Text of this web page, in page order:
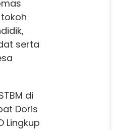
tokoh
serta
di
Doris
Lingkup